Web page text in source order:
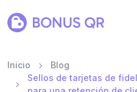
Inicio
Blog
Sellos de tarjetas de